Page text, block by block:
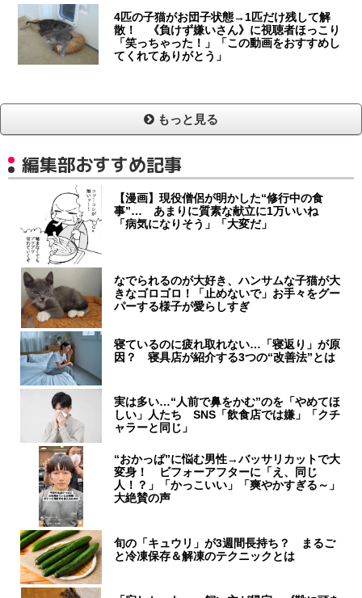
4匹の子猫がお団子状態→1匹だけ残して解
散！ 《負けず嫌いさん》に視聴者ほっこり
「笑っちゃった！」「この動画をおすすめし
てくれてありがとう」
もっと見る
編集部おすすめ記事
【漫画】現役僧侶が明かした“修行中の食
事”… あまりに質素な献立に1万いいね
「病気になりそう」「大変だ」
なでられるのが大好き、ハンサムな子猫が大
きなゴロゴロ！「止めないで」お手々をグー
パーする様子が愛らしすぎ
寝ているのに疲れ取れない…「寝返り」が原
因？ 寝具店が紹介する3つの“改善法”とは
実は多い…“人前で鼻をかむ”のを「やめてほ
しい」人たち SNS「飲食店では嫌」「クチ
ャラーと同じ」
“おかっぱ”に悩む男性→バッサリカットで大
変身！ ビフォーアフターに「え、同じ
人！？」「かっこいい」「爽やかすぎる～」
大絶賛の声
旬の「キュウリ」が3週間長持ち？ まるご
と冷凍保存＆解凍のテクニックとは